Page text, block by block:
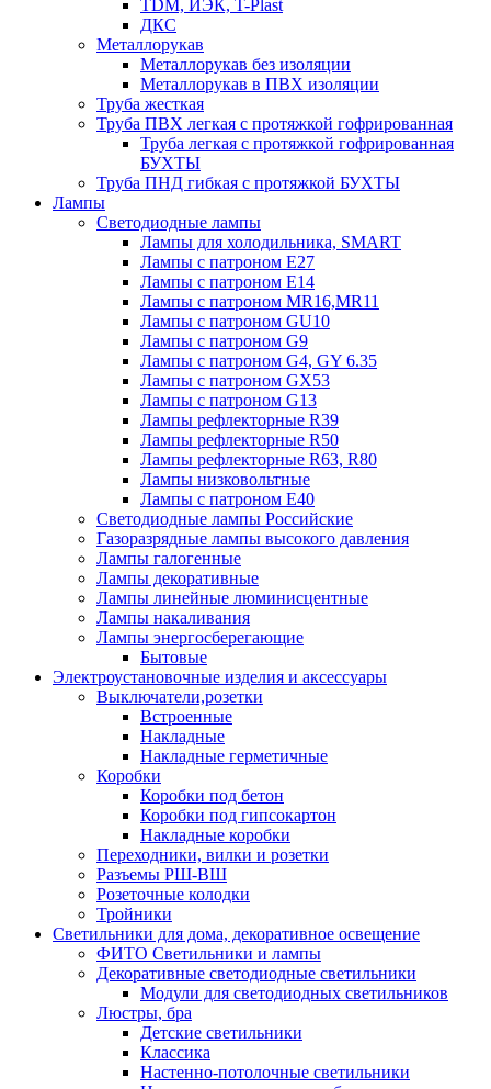
TDM, ИЭК, T-Plast
ДКС
Металлорукав
Металлорукав без изоляции
Металлорукав в ПВХ изоляции
Труба жесткая
Труба ПВХ легкая с протяжкой гофрированная
Труба легкая с протяжкой гофрированная
БУХТЫ
Труба ПНД гибкая с протяжкой БУХТЫ
Лампы
Светодиодные лампы
Лампы для холодильника, SMART
Лампы с патроном E27
Лампы с патроном Е14
Лампы с патроном MR16,MR11
Лампы с патроном GU10
Лампы с патроном G9
Лампы с патроном G4, GY 6.35
Лампы с патроном GX53
Лампы с патроном G13
Лампы рефлекторные R39
Лампы рефлекторные R50
Лампы рефлекторные R63, R80
Лампы низковольтные
Лампы с патроном Е40
Светодиодные лампы Российские
Газоразрядные лампы высокого давления
Лампы галогенные
Лампы декоративные
Лампы линейные люминисцентные
Лампы накаливания
Лампы энергосберегающие
Бытовые
Электроустановочные изделия и аксессуары
Выключатели,розетки
Встроенные
Накладные
Накладные герметичные
Коробки
Коробки под бетон
Коробки под гипсокартон
Накладные коробки
Переходники, вилки и розетки
Разъемы РШ-ВШ
Розеточные колодки
Тройники
Светильники для дома, декоративное освещение
ФИТО Светильники и лампы
Декоративные светодиодные светильники
Модули для светодиодных светильников
Люстры, бра
Детские светильники
Классика
Настенно-потолочные светильники